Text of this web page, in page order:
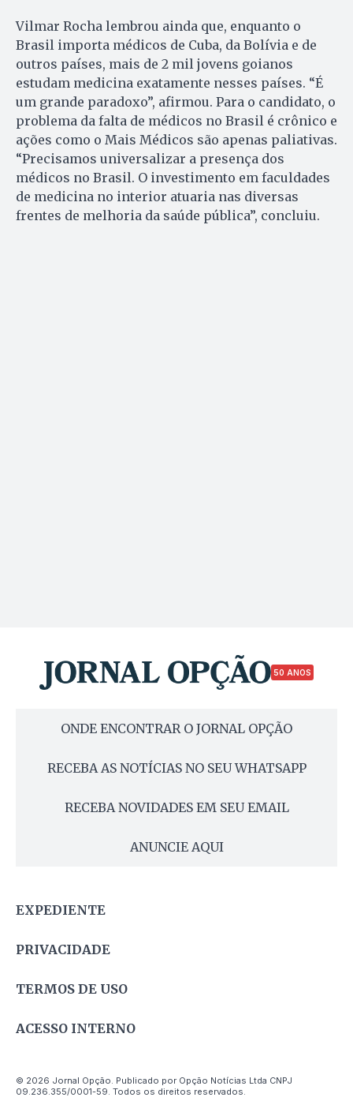
Vilmar Rocha lembrou ainda que, enquanto o
Brasil importa médicos de Cuba, da Bolívia e de
outros países, mais de 2 mil jovens goianos
estudam medicina exatamente nesses países. “É
um grande paradoxo”, afirmou. Para o candidato, o
problema da falta de médicos no Brasil é crônico e
ações como o Mais Médicos são apenas paliativas.
“Precisamos universalizar a presença dos
médicos no Brasil. O investimento em faculdades
de medicina no interior atuaria nas diversas
frentes de melhoria da saúde pública”, concluiu.
50 ANOS
ONDE ENCONTRAR O JORNAL OPÇÃO
RECEBA AS NOTÍCIAS NO SEU WHATSAPP
RECEBA NOVIDADES EM SEU EMAIL
ANUNCIE AQUI
EXPEDIENTE
PRIVACIDADE
TERMOS DE USO
ACESSO INTERNO
© 2026 Jornal Opção. Publicado por Opção Notícias Ltda CNPJ
09.236.355/0001-59. Todos os direitos reservados.